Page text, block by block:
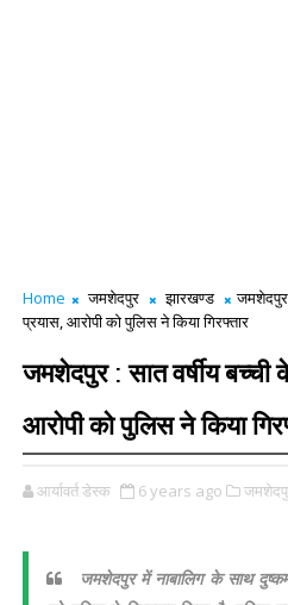
Home जमशेदपुर झारखण्ड
जमशेदपुर
प्रयास, आरोपी को पुलिस ने किया गिरफ्तार
जमशेदपुर : सात वर्षीय बच्ची
आरोपी को पुलिस ने किया
आर्यावर्त डेस्क 6 years ago
जमशेदपुर में नाबालिग के साथ